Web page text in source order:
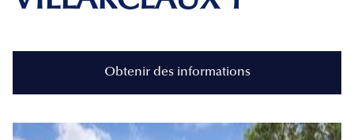
Obtenir des informations